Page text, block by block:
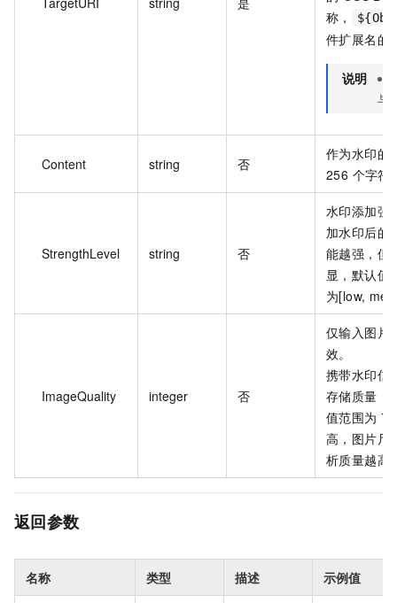
称，
件扩展名的
说明
与
Content string 否
作为水印的
256 个字符
StrengthLevel string 否
水印添加强
加水印后的
能越强，但
显，默认值
为[low,
ImageQuality integer 否
仅输入图片
效。
携带水印信
存储质量，
值范围为
高，图片尺
析质量越高
返回参数
名称 类型 描述 示例值